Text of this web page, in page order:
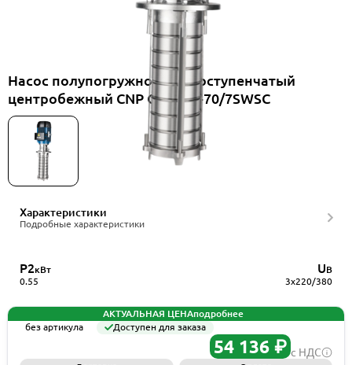
Насос полупогружной многоступенчатый
центробежный CNP CDLKF3-70/7SWSC
Характеристики
Подробные характеристики
P2кВт
0.55
UВ
3x220/380
АКТУАЛЬНАЯ ЦЕНАподробнее
без артикула
Доступен для заказа
54 136 ₽ с НДС